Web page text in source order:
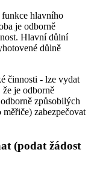
hlavního
je odborně
Hlavní důlní
důlně
činnosti - lze vydat
je odborně
způsobilých
zabezpečovat
(podat žádost